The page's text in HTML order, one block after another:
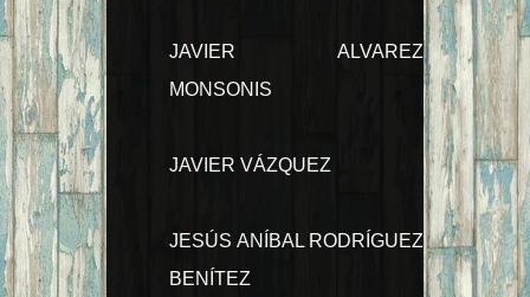
JAVIER ALVAREZ
MONSONIS
JAVIER VÁZQUEZ
JESÚS ANÍBAL RODRÍGUEZ
BENÍTEZ